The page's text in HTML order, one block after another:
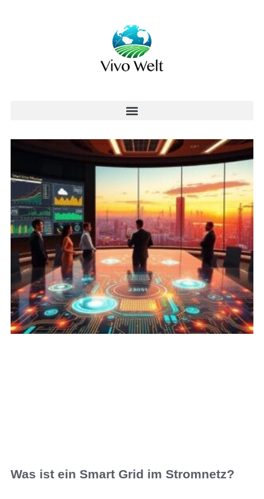
Was ist ein Smart Grid im Stromnetz?